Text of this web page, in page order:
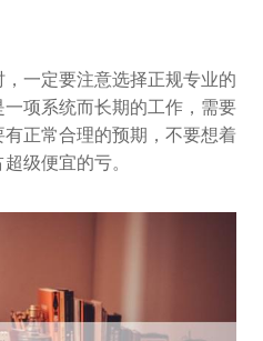
一定要注意选择正规专业的
项系统而长期的工作，需要
正常合理的预期，不要想着
级便宜的亏。